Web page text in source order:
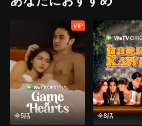
全5話
VIP
全8話